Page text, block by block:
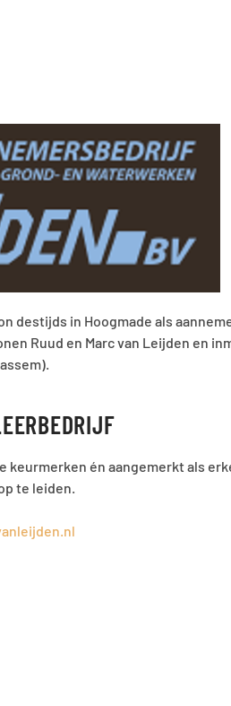
destijds in Hoogmade als
Ruud en Marc van Leijden en
én aangemerkt als
te leiden.